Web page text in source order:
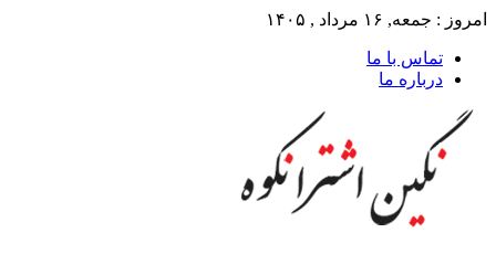
امروز : جمعه, ۱۶ مرداد , ۱۴۰۵
تماس با ما
درباره ما